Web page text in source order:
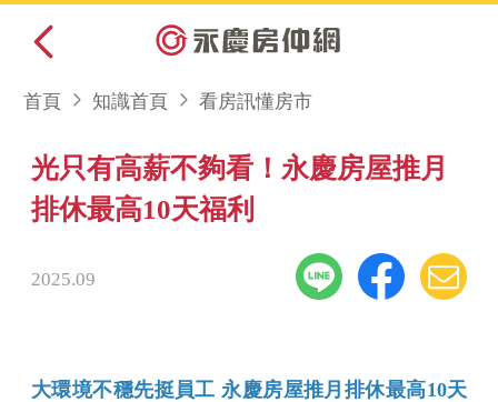
首頁 知識首頁 看房訊懂房市
光只有高薪不夠看！永慶房屋推月
排休最高10天福利
2025.09
大環境不穩先挺員工 永慶房屋推月排休最高10天